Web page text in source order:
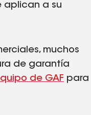
aplican a su
muchos
de garantía
de GAF para